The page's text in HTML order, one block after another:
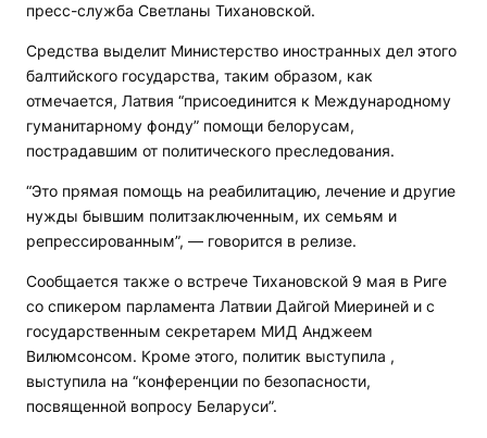
пресс-служба Светланы Тихановской.
Средства выделит Министерство иностранных дел этого
балтийского государства, таким образом, как
отмечается, Латвия “присоединится к Международному
гуманитарному фонду” помощи белорусам,
пострадавшим от политического преследования.
“Это прямая помощь на реабилитацию, лечение и другие
нужды бывшим политзаключенным, их семьям и
репрессированным”, — говорится в релизе.
Сообщается также о встрече Тихановской 9 мая в Риге
со спикером парламента Латвии Дайгой Миериней и с
государственным секретарем МИД Анджеем
Вилюмсонсом. Кроме этого, политик выступила ,
выступила на “конференции по безопасности,
посвященной вопросу Беларуси”.